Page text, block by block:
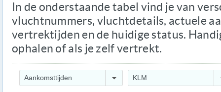
In de onderstaande tabel vind je van
vluchtnummers, vluchtdetails, actuele
vertrektijden en de huidige status.
ophalen of als je zelf vertrekt.
Aankomsttijden KLM